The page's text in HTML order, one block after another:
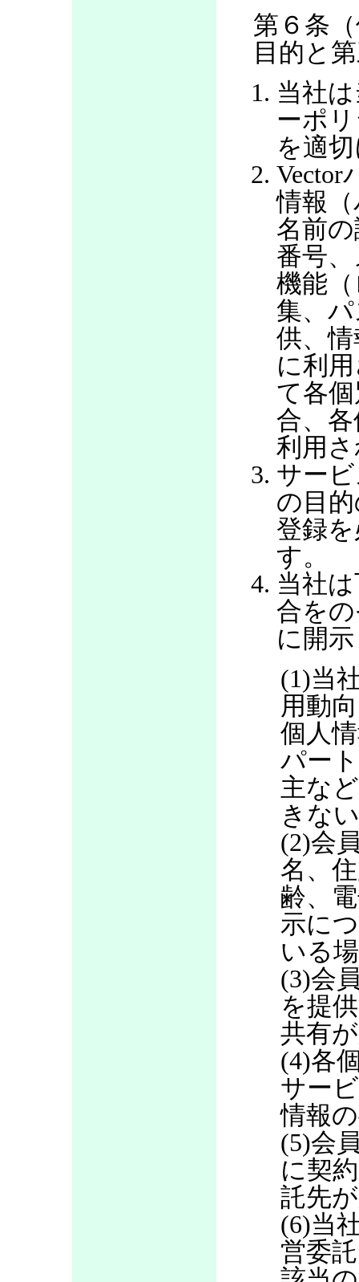
第６条
目的と
当社
ーポ
を適
Vector
情報
名前
番号
機能
集、
供、
に利
て各
合、
利用
サー
の目
登録
す。
当社
合を
に開
(1)当
用動
個人
パー
主な
きな
(2)会
名、
齢、
示に
いる
(3)会
を提
共有
(4)各
サー
情報
(5)会
に契
託先
(6)当
営委